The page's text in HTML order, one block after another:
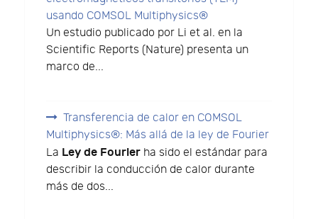
usando COMSOL Multiphysics®
Un estudio publicado por Li et al. en la
Scientific Reports (Nature) presenta un
marco de...
Transferencia de calor en COMSOL
Multiphysics®: Más allá de la ley de Fourier
La Ley de Fourier ha sido el estándar para
describir la conducción de calor durante
más de dos...